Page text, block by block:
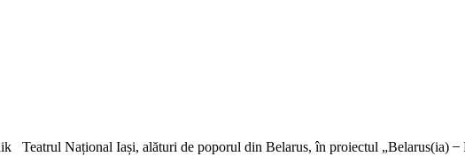
Național Iași, alături de poporul din Belarus, în proiectul „Belarus(ia)